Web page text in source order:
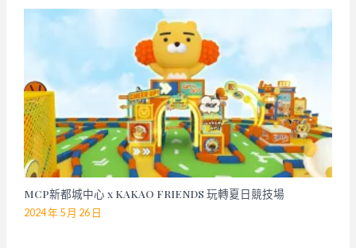
MCP新都城中心 x KAKAO FRIENDS 玩轉夏日競技場
2024 年 5 月 26 日